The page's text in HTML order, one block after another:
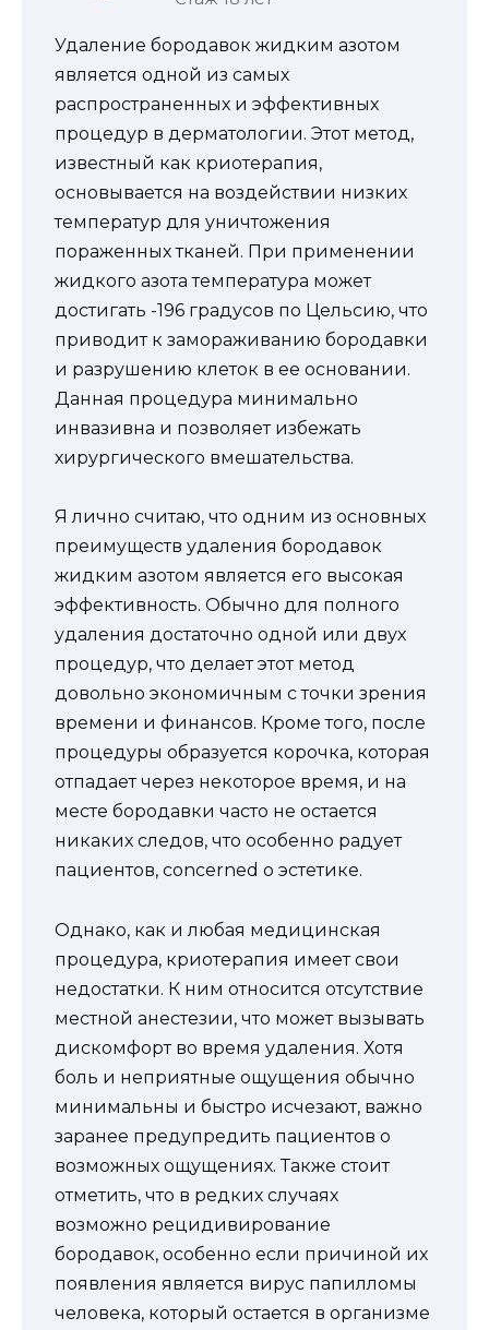
Удаление бородавок жидким азотом
является одной из самых
распространенных и эффективных
процедур в дерматологии. Этот метод,
известный как криотерапия,
основывается на воздействии низких
температур для уничтожения
пораженных тканей. При применении
жидкого азота температура может
достигать -196 градусов по Цельсию, что
приводит к замораживанию бородавки
и разрушению клеток в ее основании.
Данная процедура минимально
инвазивна и позволяет избежать
хирургического вмешательства.
Я лично считаю, что одним из основных
преимуществ удаления бородавок
жидким азотом является его высокая
эффективность. Обычно для полного
удаления достаточно одной или двух
процедур, что делает этот метод
довольно экономичным с точки зрения
времени и финансов. Кроме того, после
процедуры образуется корочка, которая
отпадает через некоторое время, и на
месте бородавки часто не остается
никаких следов, что особенно радует
пациентов, concerned о эстетике.
Однако, как и любая медицинская
процедура, криотерапия имеет свои
недостатки. К ним относится отсутствие
местной анестезии, что может вызывать
дискомфорт во время удаления. Хотя
боль и неприятные ощущения обычно
минимальны и быстро исчезают, важно
заранее предупредить пациентов о
возможных ощущениях. Также стоит
отметить, что в редких случаях
возможно рецидивирование
бородавок, особенно если причиной их
появления является вирус папилломы
человека, который остается в организме